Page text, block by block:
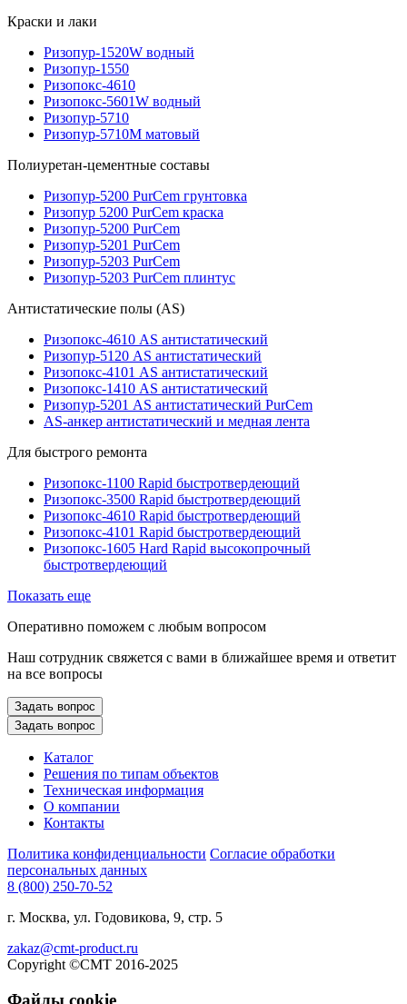
Краски и лаки
Ризопур-1520W водный
Ризопур-1550
Ризопокс-4610
Ризопокс-5601W водный
Ризопур-5710
Ризопур-5710М матовый
Полиуретан-цементные составы
Ризопур-5200 PurCem грунтовка
Ризопур 5200 PurCem краска
Ризопур-5200 PurCem
Ризопур-5201 PurCem
Ризопур-5203 PurCem
Ризопур-5203 PurCem плинтус
Антистатические полы (AS)
Ризопокс-4610 AS антистатический
Ризопур-5120 AS антистатический
Ризопокс-4101 AS антистатический
Ризопокс-1410 AS антистатический
Ризопур-5201 AS антистатический PurCem
AS-анкер антистатический и медная лента
Для быстрого ремонта
Ризопокс-1100 Rapid быстротвердеющий
Ризопокс-3500 Rapid быстротвердеющий
Ризопокс-4610 Rapid быстротвердеющий
Ризопокс-4101 Rapid быстротвердеющий
Ризопокс-1605 Hard Rapid высокопрочный
быстротвердеющий
Показать еще
Оперативно поможем с любым вопросом
Наш сотрудник свяжется с вами в ближайшее время и ответит
на все вопросы
Задать вопрос
Задать вопрос
Каталог
Решения по типам объектов
Техническая информация
О компании
Контакты
Политика конфиденциальности Согласие обработки
персональных данных
8 (800) 250-70-52
г. Москва, ул. Годовикова, 9, стр. 5
zakaz@cmt-product.ru
Copyright ©СМТ 2016-2025
Файлы cookie